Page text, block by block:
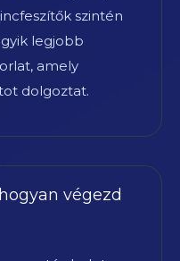
szintén
legjobb
amely
dolgoztat.
végezd